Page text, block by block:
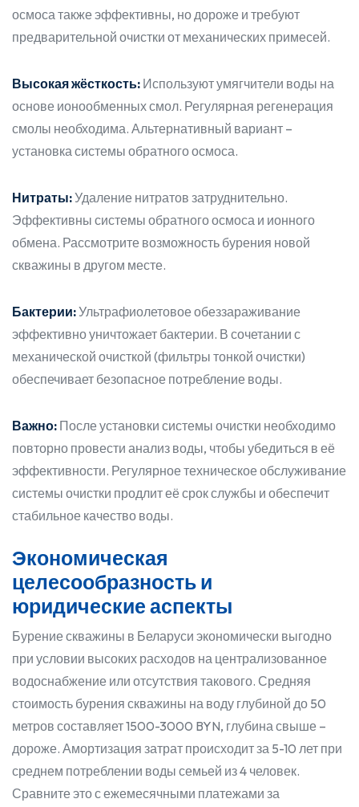
осмоса также эффективны, но дороже и требуют
предварительной очистки от механических примесей.
Высокая жёсткость: Используют умягчители воды на
основе ионообменных смол. Регулярная регенерация
смолы необходима. Альтернативный вариант –
установка системы обратного осмоса.
Нитраты:Удаление нитратов затруднительно.
Эффективны системы обратного осмоса и ионного
обмена. Рассмотрите возможность бурения новой
скважины в другом месте.
Бактерии:Ультрафиолетовое обеззараживание
эффективно уничтожает бактерии. В сочетании с
механической очисткой (фильтры тонкой очистки)
обеспечивает безопасное потребление воды.
Важно: После установки системы очистки необходимо
повторно провести анализ воды, чтобы убедиться в её
эффективности. Регулярное техническое обслуживание
системы очистки продлит её срок службы и обеспечит
стабильное качество воды.
Экономическая
целесообразность и
юридические аспекты
Бурение скважины в Беларуси экономически выгодно
при условии высоких расходов на централизованное
водоснабжение или отсутствия такового. Средняя
стоимость бурения скважины на воду глубиной до 50
метров составляет 1500-3000 BYN, глубина свыше –
дороже. Амортизация затрат происходит за 5-10 лет при
среднем потреблении воды семьей из 4 человек.
Сравните это с ежемесячными платежами за